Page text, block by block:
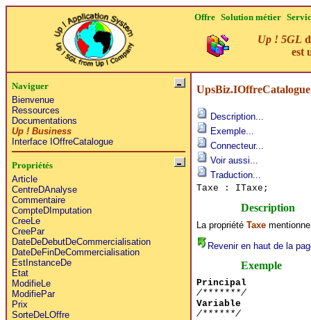
Offre Solution métier
Up ! 5GL
est
Naviguer
Bienvenue
Ressources
Documentations
Up ! Business
Interface IOffreCatalogue
Propriétés
Article
CentreDAnalyse
Commentaire
CompteDImputation
CreeLe
CreePar
DateDeDebutDeCommercialisation
DateDeFinDeCommercialisation
EstInstanceDe
Etat
ModifieLe
ModifiePar
Prix
SorteDeLOffre
Description...
Exemple...
Connecteur...
Voir aussi...
Traduction...
Taxe : ITaxe;
Description
La propriété Taxementionne
Revenir en haut de la
Exemple
Principal
/*******/
Variable
/******/